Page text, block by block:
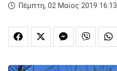
Πέμπτη, 02 Μαϊος 2019 16:13